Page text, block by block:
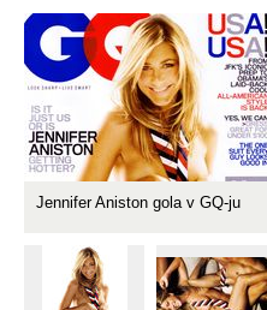
Jennifer Aniston gola v GQ-ju